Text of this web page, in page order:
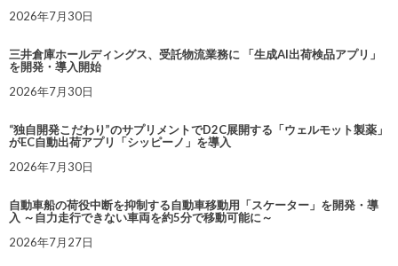
2026年7月30日
三井倉庫ホールディングス、受託物流業務に 「生成AI出荷検品アプリ」
を開発・導入開始
2026年7月30日
“独自開発こだわり”のサプリメントでD2C展開する「ウェルモット製薬」
がEC自動出荷アプリ「シッピーノ」を導入
2026年7月30日
自動車船の荷役中断を抑制する自動車移動用「スケーター」を開発・導
入 ～自力走行できない車両を約5分で移動可能に～
2026年7月27日